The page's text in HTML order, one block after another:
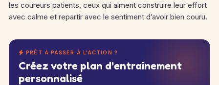
les coureurs patients, ceux qui aiment construire leur effort
avec calme et repartir avec le sentiment d’avoir bien couru.
PRÊT À PASSER À L'ACTION ?
Créez votre plan d'entrainement
personnalisé